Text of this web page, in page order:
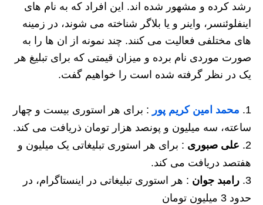
رشد کرده و مشهور شده اند. این افراد که به نام های
اینفلوئنسر، واینر و یا بلاگر شناخته می شوند، در زمینه
های مختلفی فعالیت می کنند. چند نمونه از ان ها را به
صورت موردی نام برده و میزان قیمتی که برای تبلیغ هر
یک در نظر گرفته شده است را خواهیم گفت.
محمد امین کریم پور : برای هر استوری بیست و چهار
ساعته، سه میلیون و پونصد هزار تومان ذریافت می کند.
علی صبوری : برای هر استوری تبلیغاتی یک میلیون و
هفتصد دریافت می کند.
رامبد جوان : هر استوری تبلیغاتی در اینستاگرام، در
حدود 3 میلیون تومان